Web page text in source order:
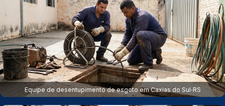
Equipe de desentupimento de esgoto em Caxias do Sul‑RS